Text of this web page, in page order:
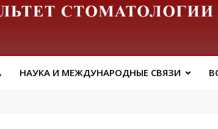
НАУКА И МЕЖДУНАРОДНЫЕ СВЯЗИ